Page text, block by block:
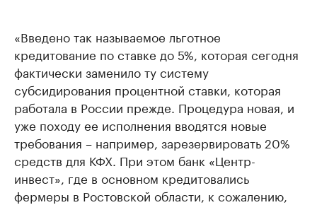
«Введено так называемое льготное
кредитование по ставке до 5%, которая сегодня
фактически заменило ту систему
субсидирования процентной ставки, которая
работала в России прежде. Процедура новая, и
уже походу ее исполнения вводятся новые
требования – например, зарезервировать 20%
средств для КФХ. При этом банк «Центр-
инвест», где в основном кредитовались
фермеры в Ростовской области, к сожалению,